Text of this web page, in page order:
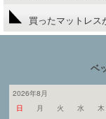
買ったマットレス
ベ
2026年8月
日
月 火 水 木